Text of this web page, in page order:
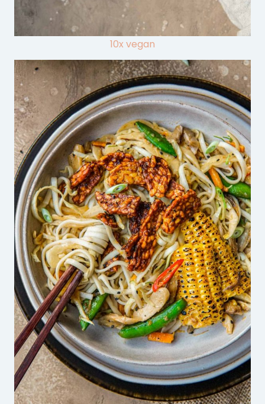
10x vegan